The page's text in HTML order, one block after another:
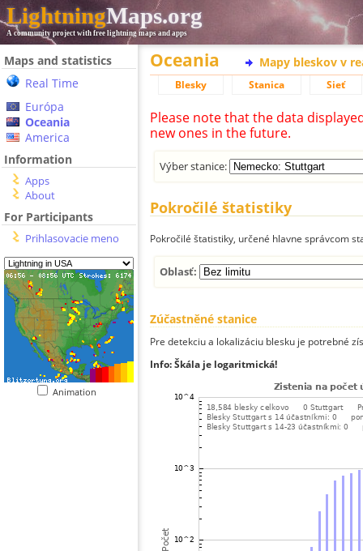
LightningMaps.org
A community project with free lightning maps and apps
Maps and statistics
Real Time
Európa
Oceania
America
Information
Apps
About
For Participants
Prihlasovacie meno
Animation
Oceania Mapy bleskov v
Blesky Stanica Sieť
Please note that the data
new ones in the future.
Výber stanice:
Pokročilé štatistiky
Pokročilé štatistiky, určené hlavne správcom
Oblasť:
Zúčastněné stanice
Pre detekciu a lokalizáciu blesku je potrebné
Info: Škála je logaritmická!